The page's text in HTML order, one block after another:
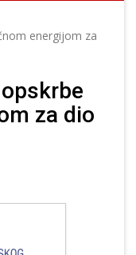
energijom za
za dio